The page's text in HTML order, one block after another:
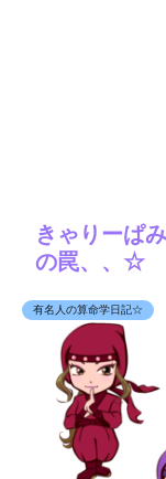
きゃりーぱ
の罠、、☆
有名人の算命学日記☆